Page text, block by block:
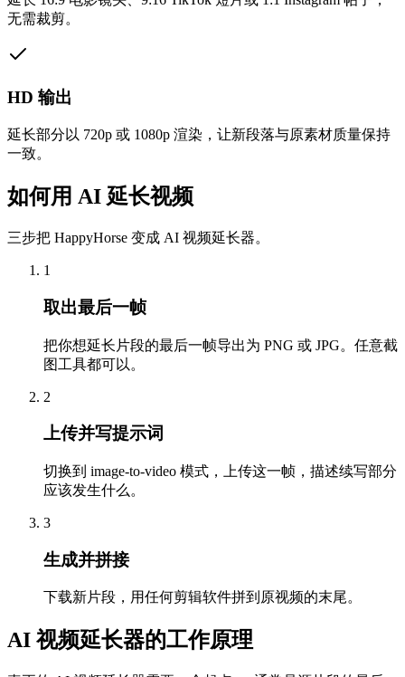
无需裁剪。
HD 输出
延长部分以 720p 或 1080p 渲染，让新段落与原素材质量保持
一致。
如何用 AI 延长视频
三步把 HappyHorse 变成 AI 视频延长器。
1
取出最后一帧
把你想延长片段的最后一帧导出为 PNG 或 JPG。任意截
图工具都可以。
2
上传并写提示词
切换到 image-to-video 模式，上传这一帧，描述续写部分
应该发生什么。
3
生成并拼接
下载新片段，用任何剪辑软件拼到原视频的末尾。
AI 视频延长器的工作原理